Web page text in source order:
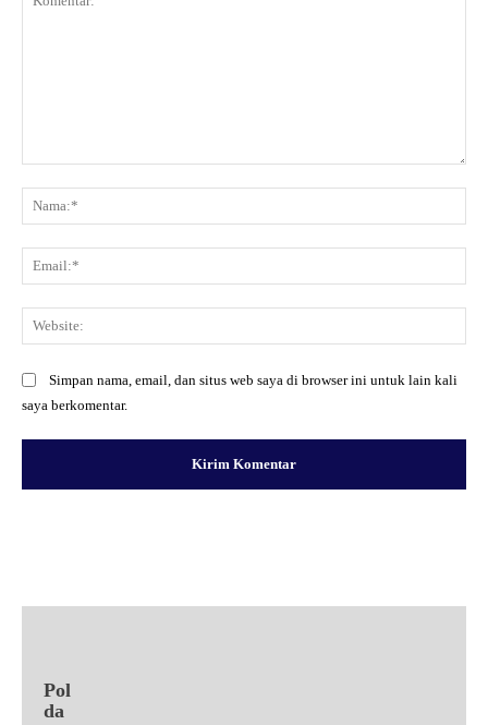
Simpan nama, email, dan situs web saya di browser ini untuk lain kali
saya berkomentar.
Pol
da